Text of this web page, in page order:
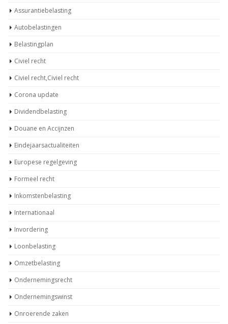
Assurantiebelasting
Autobelastingen
Belastingplan
Civiel recht
Civiel recht,Civiel recht
Corona update
Dividendbelasting
Douane en Accijnzen
Eindejaarsactualiteiten
Europese regelgeving
Formeel recht
Inkomstenbelasting
Internationaal
Invordering
Loonbelasting
Omzetbelasting
Ondernemingsrecht
Ondernemingswinst
Onroerende zaken